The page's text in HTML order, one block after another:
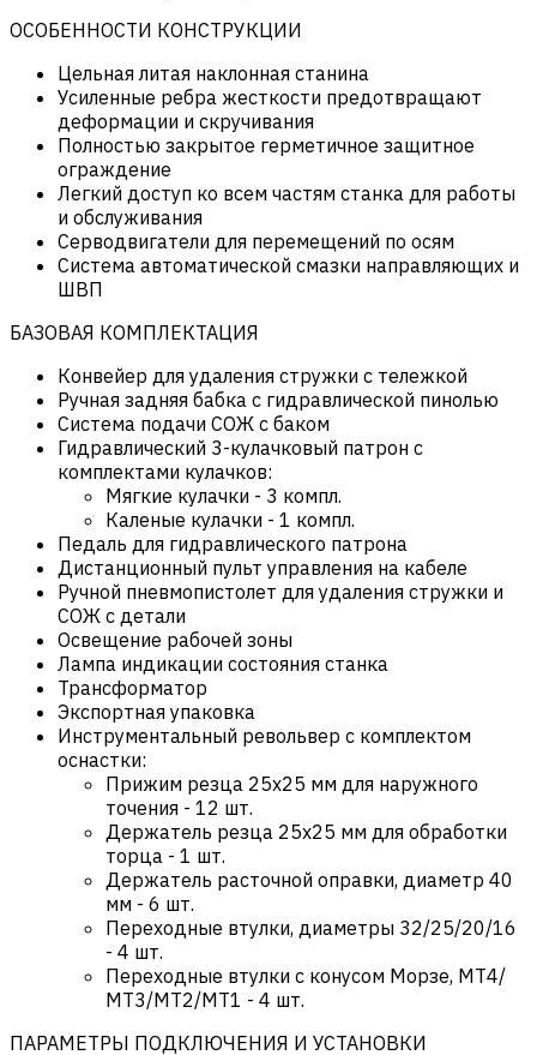
ОСОБЕННОСТИ КОНСТРУКЦИИ
Цельная литая наклонная станина
Усиленные ребра жесткости предотвращают
деформации и скручивания
Полностью закрытое герметичное защитное
ограждение
Легкий доступ ко всем частям станка для работы
и обслуживания
Серводвигатели для перемещений по осям
Система автоматической смазки направляющих и
ШВП
БАЗОВАЯ КОМПЛЕКТАЦИЯ
Конвейер для удаления стружки с тележкой
Ручная задняя бабка с гидравлической пинолью
Система подачи СОЖ с баком
Гидравлический 3-кулачковый патрон с
комплектами кулачков:
Мягкие кулачки - 3 компл.
Каленые кулачки - 1 компл.
Педаль для гидравлического патрона
Дистанционный пульт управления на кабеле
Ручной пневмопистолет для удаления стружки и
СОЖ с детали
Освещение рабочей зоны
Лампа индикации состояния станка
Трансформатор
Экспортная упаковка
Инструментальный револьвер с комплектом
оснастки:
Прижим резца 25х25 мм для наружного
точения - 12 шт.
Держатель резца 25х25 мм для обработки
торца - 1 шт.
Держатель расточной оправки, диаметр 40
мм - 6 шт.
Переходные втулки, диаметры 32/25/20/16
- 4 шт.
Переходные втулки с конусом Морзе, МT4/
МT3/MT2/MT1 - 4 шт.
ПАРАМЕТРЫ ПОДКЛЮЧЕНИЯ И УСТАНОВКИ